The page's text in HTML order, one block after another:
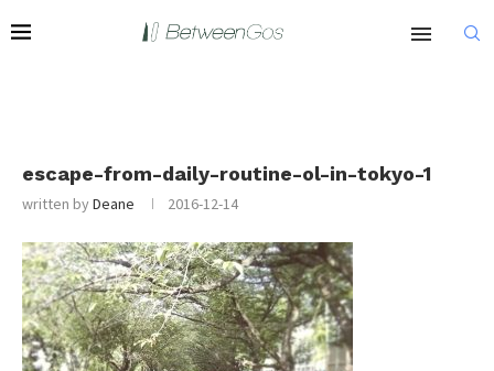
escape-from-daily-routine-ol-in-tokyo-1
written byDeane 2016-12-14